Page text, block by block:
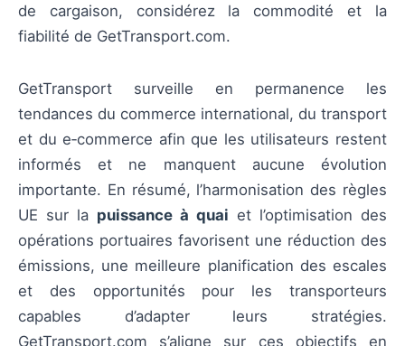
de cargaison, considérez la commodité et la
fiabilité de GetTransport.com.
GetTransport surveille en permanence les
tendances du commerce international, du transport
et du e‑commerce afin que les utilisateurs restent
informés et ne manquent aucune évolution
importante. En résumé, l’harmonisation des règles
UE sur la puissance à quai et l’optimisation des
opérations portuaires favorisent une réduction des
émissions, une meilleure planification des escales
et des opportunités pour les transporteurs
capables d’adapter leurs stratégies.
GetTransport.com s’aligne sur ces objectifs en